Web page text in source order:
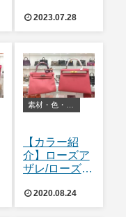
2023.07.28
【カラー紹
介】ローズア
ザレ/ローズエ
テ)2020.08.24